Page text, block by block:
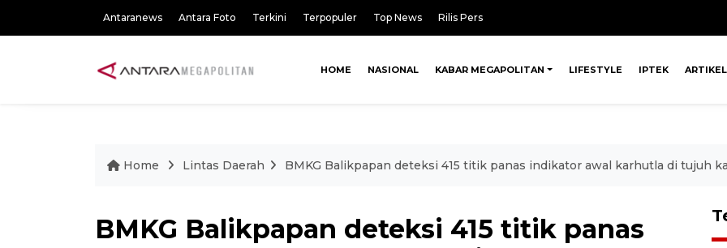
Antaranews Antara Foto Terkini Terpopuler Top News Rilis Pers
HOME NASIONAL KABAR MEGAPOLITAN LIFESTYLE IPTEK ARTIKEL
Home Lintas Daerah BMKG Balikpapan deteksi 415 titik panas indikator awal karhutla di tujuh
BMKG Balikpapan deteksi 415 titik panas